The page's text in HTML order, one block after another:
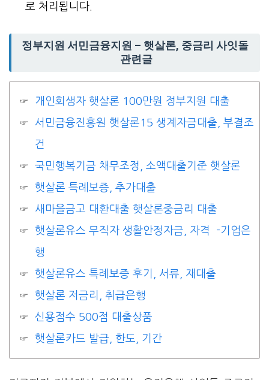
로 처리됩니다.
정부지원 서민금융지원 – 햇살론, 중금리 사잇돌
관련글
개인회생자 햇살론 100만원 정부지원 대출
서민금융진흥원 햇살론15 생계자금대출, 부결조
건
국민행복기금 채무조정, 소액대출기준 햇살론
햇살론 특례보증, 추가대출
새마을금고 대환대출 햇살론중금리 대출
햇살론유스 무직자 생활안정자금, 자격 -기업은
행
햇살론유스 특례보증 후기, 서류, 재대출
햇살론 저금리, 취급은행
신용점수 500점 대출상품
햇살론카드 발급, 한도, 기간